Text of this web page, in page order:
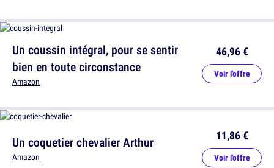
Un coussin intégral, pour se sentir
bien en toute circonstance
Amazon
46,96 €
Voir l'offre
Un coquetier chevalier Arthur
Amazon
11,86 €
Voir l'offre